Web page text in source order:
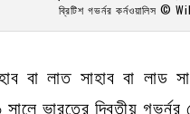
ব্রিটিশ গভর্নর কর্নওয়ালিস ©
বা লাত সাহাব বা
ভারতের দ্বিতীয় গভর্নর